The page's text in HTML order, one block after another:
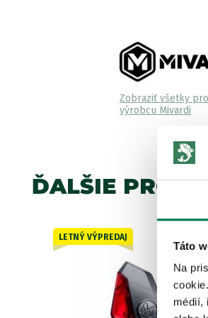
Táto
Na
médií,
Zobraziť všetky
výrobcu Mivardi
ĎALŠIE
LETNÝ VÝPREDAJ